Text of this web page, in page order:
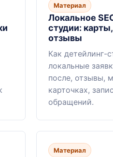
Материал
Локальное
студии:
отзывы
Как детейлинг-
локальные
после, отзывы,
карточках,
обращений.
Материал